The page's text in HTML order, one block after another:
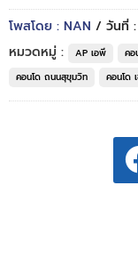
โพสโดย : NAN / วันที่ :
หมวดหมู่ :
AP เอพี คอ
คอนโด ถนนสุขุมวิท
คอนโด